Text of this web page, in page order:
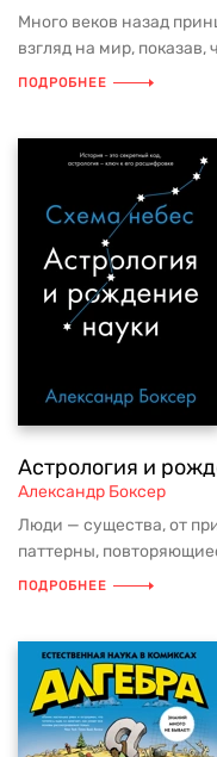
Много веков назад
взгляд на мир, показав,
ПОДРОБНЕЕ
Астрология и
Александр Боксер
Люди — существа, от
паттерны,
ПОДРОБНЕЕ